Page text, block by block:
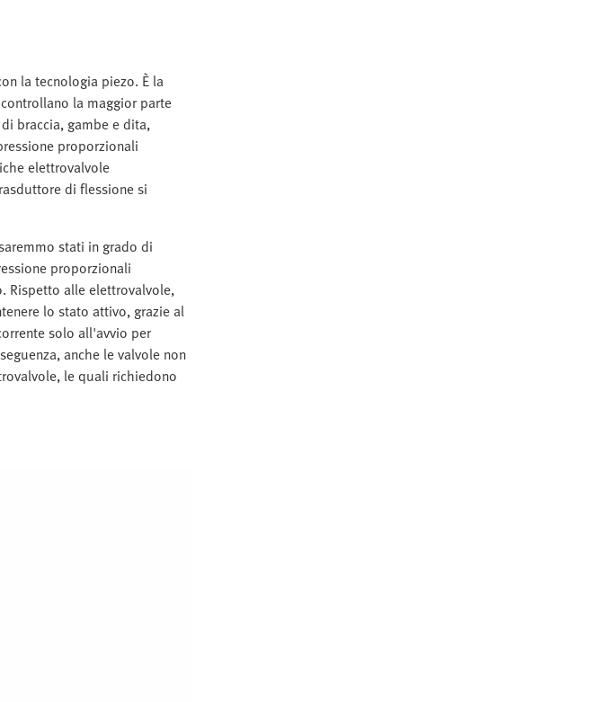
la tecnologia piezo. È la
la maggior parte
braccia, gambe e dita,
proporzionali
elettrovalvole
di flessione si
stati in grado di
proporzionali
Rispetto alle elettrovalvole,
lo stato attivo, grazie al
solo all'avvio per
anche le valvole non
le quali richiedono